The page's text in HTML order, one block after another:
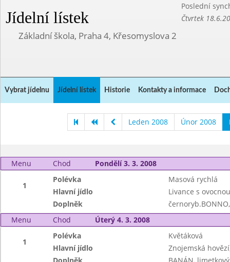
Jídelní lístek
Poslední
Čtvrtek
Základní škola, Praha 4, Křesomyslova 2
Vybrat jídelnu Jídelní lístek Historie Kontakty a informace
Leden 2008 Únor 2008
Menu Chod Pondělí 3. 3. 2008
1
Polévka
Masová rychlá
Hlavní jídlo
Livance s
Doplněk
Menu
Chod Úterý 4. 3. 2008
1
Polévka
Květáková
Hlavní jídlo
Znojemská